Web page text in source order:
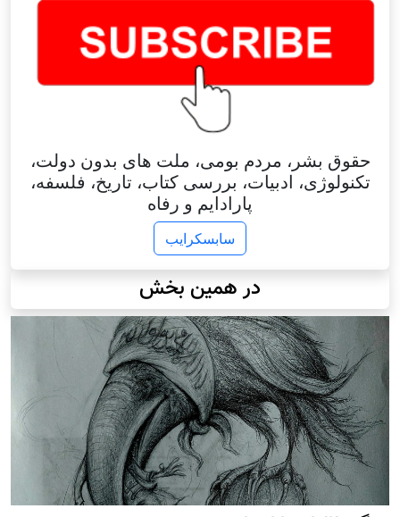
حقوق بشر، مردم بومی، ملت های بدون دولت،
تکنولوژی، ادبیات، بررسی کتاب، تاریخ، فلسفه،
پارادایم و رفاه
سابسکرایب
در همین بخش